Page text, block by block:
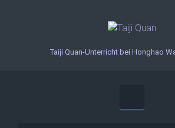
Taiji Quan-Unterricht bei Honghao